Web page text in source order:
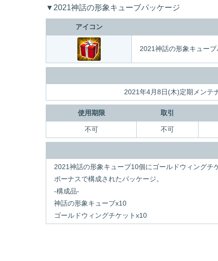
▼2021神話の形象キューブパッケージ
アイコン
2021神話の形象キュー
2021年4月8日(木)定期メンテ
使用期限 取引
不可 不可
2021神話の形象キューブ10個にゴールドウィングチ
ボーナスで構成されたパッケージ。
-構成品-
神話の形象キューブx10
ゴールドウィングチケットx10